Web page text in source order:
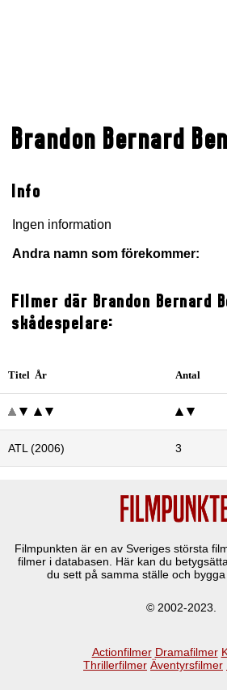
Brandon Bernard
Info
Ingen information
Andra namn som förekommer:
Filmer där Brandon Bernard
skådespelare:
Titel År Antal
ATL (2006) 3
Filmpunkten är en av Sveriges största
filmer i databasen. Här kan du
du sett på samma ställe och
© 2002-2023.
Actionfilmer Dramafilmer
Thrillerfilmer Äventyrsfilmer